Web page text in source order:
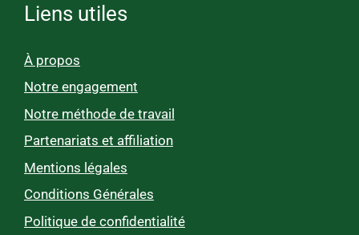
Liens utiles
À propos
Notre engagement
Notre méthode de travail
Partenariats et affiliation
Mentions légales
Conditions Générales
Politique de confidentialité